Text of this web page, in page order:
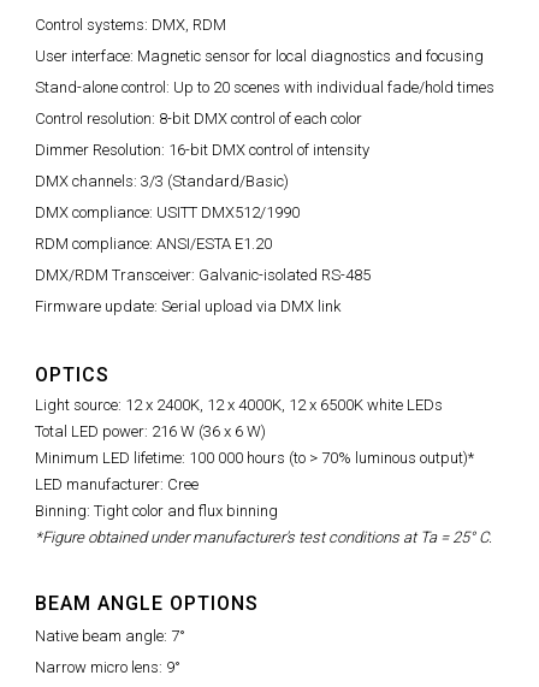
Control systems: DMX, RDM
User interface: Magnetic sensor for local diagnostics and focusing
Stand-alone control: Up to 20 scenes with individual fade/hold times
Control resolution: 8-bit DMX control of each color
Dimmer Resolution: 16-bit DMX control of intensity
DMX channels: 3/3 (Standard/Basic)
DMX compliance: USITT DMX512/1990
RDM compliance: ANSI/ESTA E1.20
DMX/RDM Transceiver: Galvanic-isolated RS-485
Firmware update: Serial upload via DMX link
OPTICS
Light source: 12 x 2400K, 12 x 4000K, 12 x 6500K white LEDs
Total LED power: 216 W (36 x 6 W)
Minimum LED lifetime: 100 000 hours (to > 70% luminous output)*
LED manufacturer: Cree
Binning: Tight color and flux binning
*Figure obtained under manufacturer's test conditions at Ta = 25° C.
BEAM ANGLE OPTIONS
Native beam angle: 7°
Narrow micro lens: 9°